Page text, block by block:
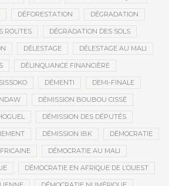
DÉFORESTATION DÉGRADATION
ROUTES DÉGRADATION DES SOLS
DÉLESTAGE DÉLESTAGE AU MALI
DÉLINQUANCE FINANCIÈRE
DÉMENTI DEMI-FINALE
DÉMISSION BOUBOU CISSÉ
DÉMISSION DES DÉPUTÉS
DÉMISSION IBK DÉMOCRATIE
DÉMOCRATIE AU MALI
DÉMOCRATIE EN AFRIQUE DE L’OUEST